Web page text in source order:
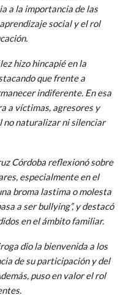
a la importancia de las
social y el rol
hizo hincapié en la
que frente a
indiferente. En esa
a víctimas, agresores y
no naturalizar ni silenciar
Córdoba reflexionó sobre
especialmente en el
broma lastima o molesta
a ser bullying”, y destacó
en el ámbito familiar.
dio la bienvenida a los
de su participación y del
puso en valor el rol